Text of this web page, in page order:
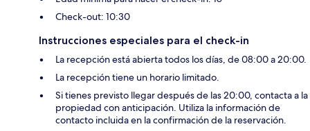
Check-out: 10:30
Instrucciones especiales para el check-in
La recepción está abierta todos los días, de 08:00 a 20:00.
La recepción tiene un horario limitado.
Si tienes previsto llegar después de las 20:00, contacta a la
propiedad con anticipación. Utiliza la información de
contacto incluida en la confirmación de la reservación.